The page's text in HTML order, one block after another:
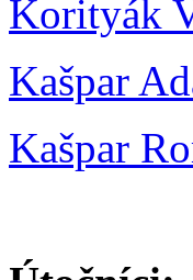
Korityák
Kašpar
Kašpar